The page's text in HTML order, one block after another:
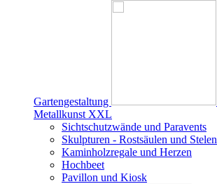
Gartengestaltung
Metallkunst XXL
Sichtschutzwände und Paravents
Skulpturen - Rostsäulen und Stelen
Kaminholzregale und Herzen
Hochbeet
Pavillon und Kiosk